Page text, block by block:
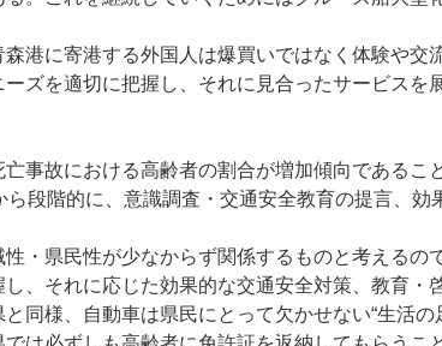
港に寄港する外国人は爆買いではなく体験や
ズを適切に把握し、それに見合ったサービスを
事故における高齢者の割合が増加傾向であるこ
段階的に、意識調査・交通安全教育の提言、
・県民性が少なからず関係するものと考える
、それに応じた効果的な交通安全対策、教育・
同様、自動車は県民にとって欠かせない“生活